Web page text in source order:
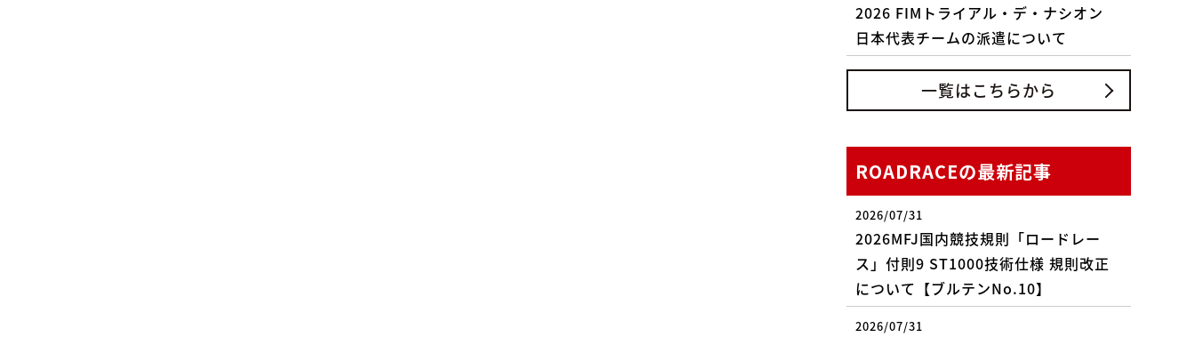
2026 FIMトライアル・デ・ナシオン
日本代表チームの派遣について
一覧はこちらから
ROADRACEの最新記事
2026/07/31
2026MFJ国内競技規則「ロードレー
ス」付則9 ST1000技術仕様 規則改正
について【ブルテンNo.10】
2026/07/31